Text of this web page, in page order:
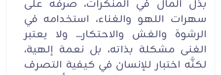
بذل المال في المنكرات، صرفه على
سهرات اللهو والغناء، استخدامه في
الرشوة والغش والاحتكار... ولا يعتبر
الغنى مشكلة بذاته، بل نعمة إلهية،
لكنَّه اختبار للإنسان في كيفية التصرف